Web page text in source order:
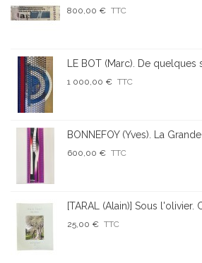
800,00 € TTC
LE BOT (Marc). De quelques
1 000,00 € TTC
BONNEFOY (Yves). La
600,00 € TTC
[TARAL (Alain)] Sous l'olivier.
25,00 € TTC